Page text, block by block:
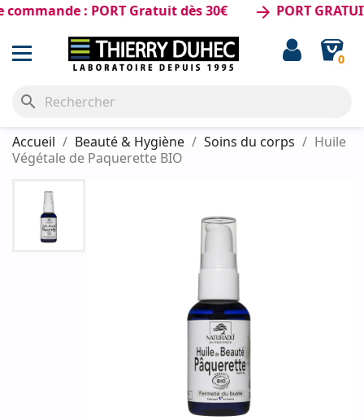
: PORT Gratuit dès 30€ PORT GRATUIT
0
search
Accueil Beauté & Hygiène Soins du corps
Huile
Végétale de Paquerette BIO